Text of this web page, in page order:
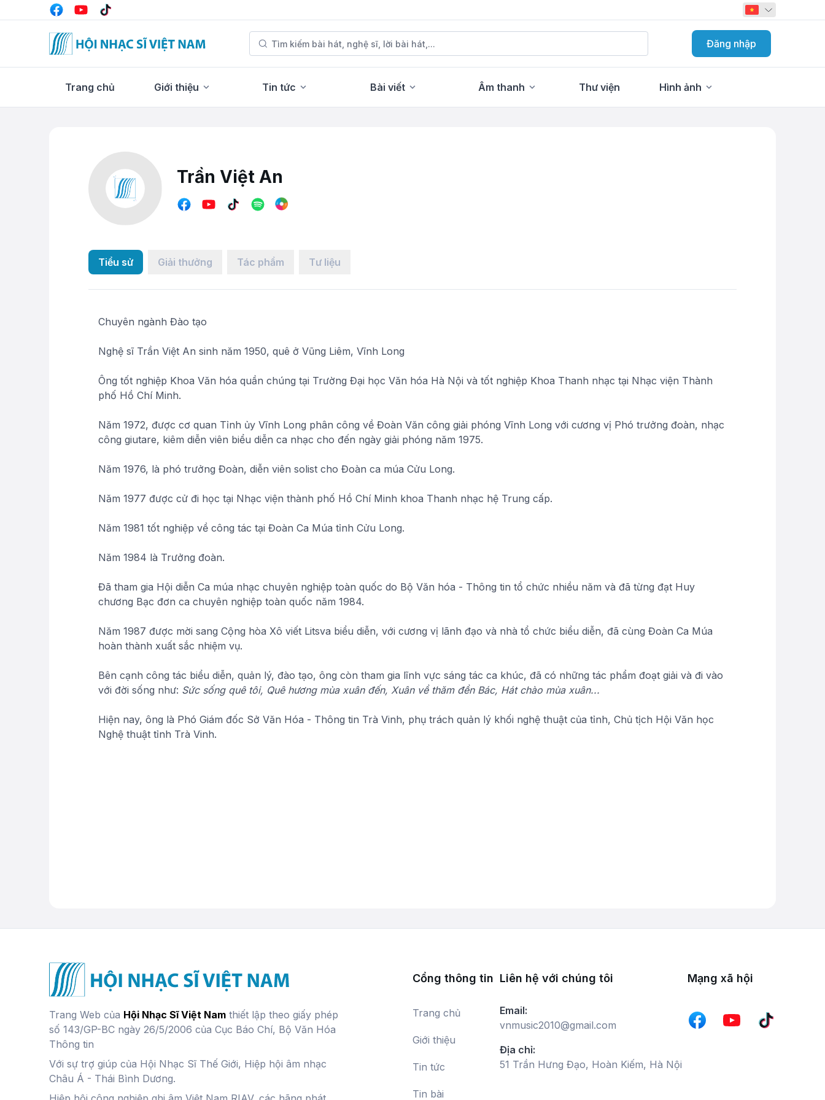
Đăng nhập
Trang chủ Giới thiệu Tin tức Bài viết Âm thanh Thư viện Hình ảnh
Trần Việt An
Tiểu sử Giải thưởng Tác phẩm Tư liệu
Chuyên ngành Đào tạo
Nghệ sĩ Trần Việt An sinh năm 1950, quê ở Vũng Liêm, Vĩnh Long
Ông tốt nghiệp Khoa Văn hóa quần chúng tại Trường Đại học Văn hóa Hà Nội và tốt nghiệp Khoa Thanh nhạc tại Nhạc viện Thành
phố Hồ Chí Minh.
Năm 1972, được cơ quan Tỉnh ủy Vĩnh Long phân công về Đoàn Văn công giải phóng Vĩnh Long với cương vị Phó trưởng đoàn, nhạc
công giutare, kiêm diễn viên biểu diễn ca nhạc cho đến ngày giải phóng năm 1975.
Năm 1976, là phó trưởng Đoàn, diễn viên solist cho Đoàn ca múa Cửu Long.
Năm 1977 được cử đi học tại Nhạc viện thành phố Hồ Chí Minh khoa Thanh nhạc hệ Trung cấp.
Năm 1981 tốt nghiệp về công tác tại Đoàn Ca Múa tỉnh Cửu Long.
Năm 1984 là Trưởng đoàn.
Đã tham gia Hội diễn Ca múa nhạc chuyên nghiệp toàn quốc do Bộ Văn hóa - Thông tin tổ chức nhiều năm và đã từng đạt Huy
chương Bạc đơn ca chuyên nghiệp toàn quốc năm 1984.
Năm 1987 được mời sang Cộng hòa Xô viết Litsva biểu diễn, với cương vị lãnh đạo và nhà tổ chức biểu diễn, đã cùng Đoàn Ca Múa
hoàn thành xuất sắc nhiệm vụ.
Bên cạnh công tác biểu diễn, quản lý, đào tạo, ông còn tham gia lĩnh vực sáng tác ca khúc, đã có những tác phẩm đoạt giải và đi vào
với đời sống như: Sức sống quê tôi, Quê hương mùa xuân đến, Xuân về thăm đền Bác, Hát chào mùa xuân...
Hiện nay, ông là Phó Giám đốc Sở Văn Hóa - Thông tin Trà Vinh, phụ trách quản lý khối nghệ thuật của tỉnh, Chủ tịch Hội Văn học
Nghệ thuật tỉnh Trà Vinh.
Trang Web của Hội Nhạc Sĩ Việt Nam thiết lập theo giấy phép
số 143/GP-BC ngày 26/5/2006 của Cục Báo Chí, Bộ Văn Hóa
Thông tin
Với sự trợ giúp của Hội Nhạc Sĩ Thế Giới, Hiệp hội âm nhạc
Châu Á - Thái Bình Dương.
Cổng thông tin
Trang chủ
Giới thiệu
Tin tức
Tin bài
Liên hệ với chúng tôi
Email:
vnmusic2010@gmail.com
Địa chỉ:
51 Trần Hưng Đạo, Hoàn Kiếm, Hà Nội
Mạng xã hội